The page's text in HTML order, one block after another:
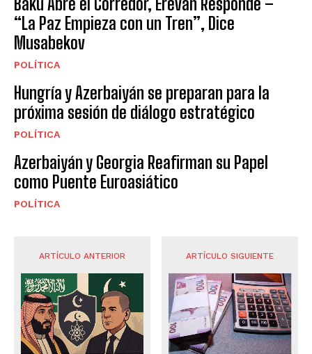
“La Paz Empieza con un Tren”, Dice
Musabekov
POLÍTICA
Hungría y Azerbaiyán se preparan para la
próxima sesión de diálogo estratégico
POLÍTICA
Azerbaiyán y Georgia Reafirman su Papel
como Puente Euroasiático
POLÍTICA
ARTÍCULO ANTERIOR ARTÍCULO SIGUIENTE